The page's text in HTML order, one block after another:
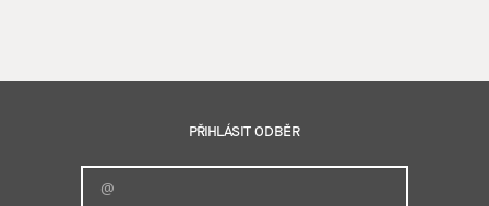
PŘIHLÁSIT ODBĚR